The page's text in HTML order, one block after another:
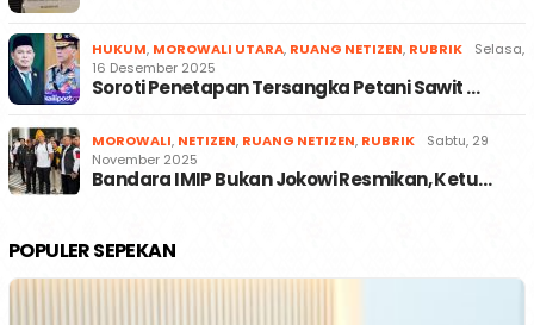
HUKUM, MOROWALI UTARA, RUANG NETIZEN, RUBRIK
Selasa,
16 Desember 2025
Soroti Penetapan Tersangka Petani Sawit …
MOROWALI, NETIZEN, RUANG NETIZEN, RUBRIK
Sabtu, 29
November 2025
Bandara IMIP Bukan Jokowi Resmikan, Ketu…
POPULER SEPEKAN